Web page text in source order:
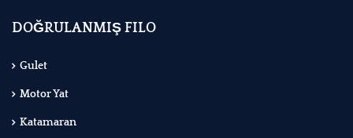
DOĞRULANMIŞ FILO
Gulet
Motor Yat
Katamaran